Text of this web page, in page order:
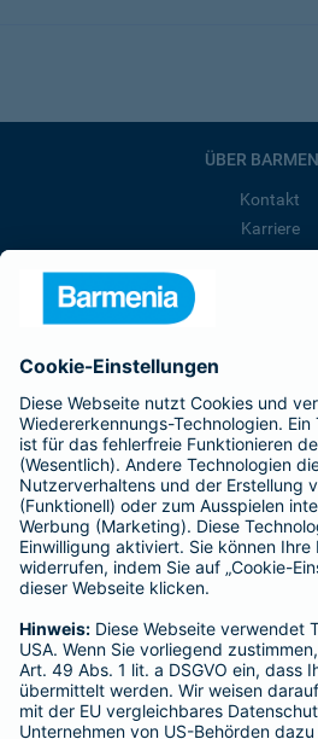
ÜBER
Kontakt
Karriere
Barmenia ist Teil der
BELIEBTE
Kranken-
Adresse
Schaden